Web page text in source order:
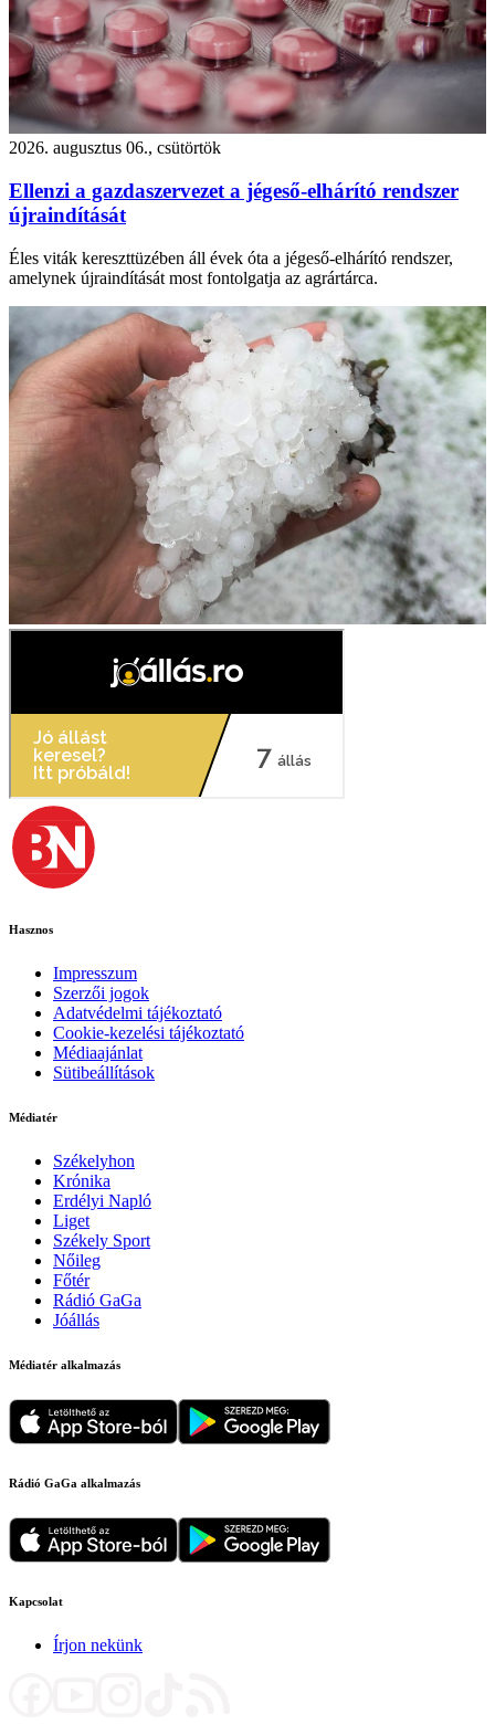
2026. augusztus 06., csütörtök
Ellenzi a gazdaszervezet a jégeső-elhárító rendszer
újraindítását
Éles viták kereszttüzében áll évek óta a jégeső-elhárító rendszer,
amelynek újraindítását most fontolgatja az agrártárca.
Hasznos
Impresszum
Szerzői jogok
Adatvédelmi tájékoztató
Cookie-kezelési tájékoztató
Médiaajánlat
Sütibeállítások
Médiatér
Székelyhon
Krónika
Erdélyi Napló
Liget
Székely Sport
Nőileg
Főtér
Rádió GaGa
Jóállás
Médiatér alkalmazás
Rádió GaGa alkalmazás
Kapcsolat
Írjon nekünk